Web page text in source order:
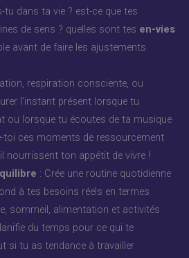
dans ta vie ? est-ce que tes
de sens ? quelles sont tes en-vies
avant de faire les ajustements
respiration consciente, ou
l’instant présent lorsque tu
ou lorsque tu écoutes de ta musique
toi ces moments de ressourcement
nourrissent ton appétit de vivre !
: Crée une routine quotidienne
à tes besoins réels en termes
sommeil, alimentation et activités
du temps pour ce qui te
si tu as tendance à travailler